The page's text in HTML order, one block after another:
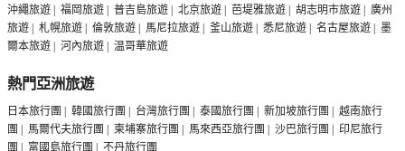
沖繩旅遊
福岡旅遊 普吉島旅遊 北京旅遊 芭堤雅旅遊 胡志明市旅遊
廣州
旅遊
札幌旅遊 倫敦旅遊 馬尼拉旅遊 釜山旅遊 悉尼旅遊 名古屋旅遊
墨
爾本旅遊
河內旅遊 温哥華旅遊
熱門亞洲旅遊
日本旅行團 韓國旅行團 台灣旅行團 泰國旅行團 新加坡旅行團
越南旅行
團
馬爾代夫旅行團 柬埔寨旅行團 馬來西亞旅行團 沙巴旅行團
印尼旅行
團
富國島旅行團 不丹旅行團